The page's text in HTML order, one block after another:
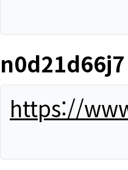
n0d21d66j7
https://